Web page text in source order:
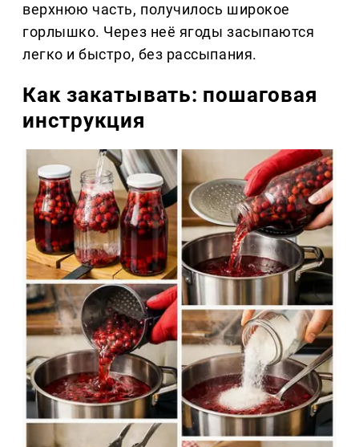
верхнюю часть, получилось широкое
горлышко. Через неё ягоды засыпаются
легко и быстро, без рассыпания.
Как закатывать: пошаговая
инструкция